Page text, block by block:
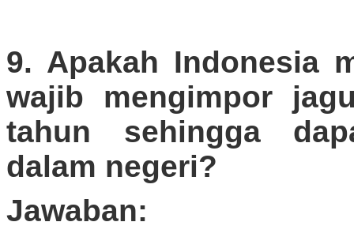
9. Apakah Indonesia
wajib mengimpor
tahun sehingga
dalam negeri?
Jawaban: